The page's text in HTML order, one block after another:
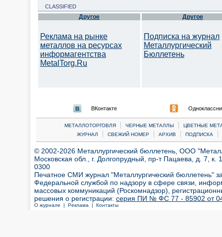
CLASSIFIED
Другое
Реклама на рынке
металлов на ресурсах
информагентства
MetalTorg.Ru
Другое
Подписка на журнал
Металлургический
Бюллетень
ВКонтакте
МЕТАЛЛОТОРГОВЛЯ | ЧЕРНЫЕ МЕТАЛЛЫ |
ЦВЕТНЫЕ
ЖУРНАЛ
| СВЕЖИЙ НОМЕР | АРХИВ | ПОДПИСКА |
© 2002-2026 Металлургический бюллетень, ООО
Московская обл., г. Долгопрудный, пр-т Пацаева, д. 7,
0300
Печатное СМИ журнал "Металлургический бюллетень"
Федеральной службой по надзору в сфере связи,
массовых коммуникаций (Роскомнадзор),
решения о регистрации: серия ПИ № ФС 77 - 85902 от 04
О журнале | Реклама | Контакты